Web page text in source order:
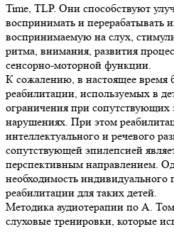
Time, TLP. Они способствуют
воспринимать и перерабатывать
воспринимаемую на слух,
ритма, внимания, развития
сенсорно-моторной функции.
К сожалению, в настоящее время
реабилитации, используемых в
ограничения при
нарушениях. При этом
интеллектуального и речевого
сопутствующей эпилепсией
перспективным направлением.
необходимость индивидуального
реабилитации для таких детей.
Методика аудиотерапии по А.
слуховые тренировки, которые